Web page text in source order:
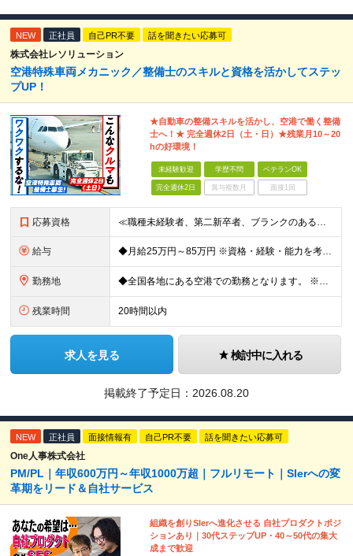
NEW 正社員 自己PR不要 話を聞きたい応募可
株式会社レソリューション
空港特殊車両メカニック／整備士のスキルと資格を活かしてステッ
プUP！
★自動車の整備スキルを活かし、空港で働く整備
士へ！★ 完全週休2日（土・日）★残業月10～20
hの好環境！
未経験歓迎 学歴不問 ベテランOK
完全週休2日 賞与複数月 面接1回
応募資格 ≪職種未経験者、第二新卒者、ブランクのある方歓迎！≫ ◆自動車整備士3級以上の資格をお持ちの方 学歴不問。 ◎自動車整備士資格必須 ◎整備経験者優遇 ※技術サポートが充実しており、経験年数は不問
給与 ◆月給25万円～85万円 ※資格・経験・能力を考慮の上、優遇 ※現年収・年齢・経験・資格・能力等、総合的に考慮し、決定します。 ※自動車整備の実務経験がある方はご相談ください！ ※試用期間有(同待遇/
勤務地 ◆全国各地にある空港での勤務となります。 ※希望を考慮し勤務先を決定いたします。 ※地域により空港内特殊車両の整備を空港外で行なう事もあります。 ★遠方からのご応募も歓迎です。引越など赴任に伴う
残業時間 20時間以内
求人を見る 検討中に入れる
掲載終了予定日： 2026.08.20
NEW 正社員 面接情報有 自己PR不要 話を聞きたい応募可
One人事株式会社
PM/PL｜年収600万円～年収1000万超｜フルリモート｜SIerへの変
革期をリード＆自社サービス
組織を創りSIerへ進化させる 自社プロダクトポジ
ションあり｜30代ステップUP・40～50代の集大
成まで歓迎